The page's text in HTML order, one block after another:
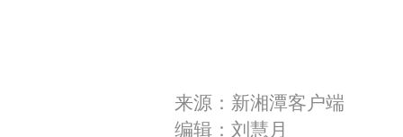
来源：新湘潭客户端
编辑：刘慧月